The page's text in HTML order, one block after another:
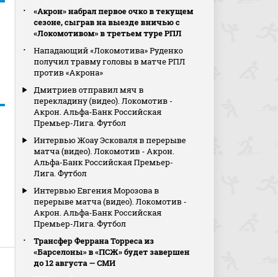
«Акрон» набрал первое очко в текущем
сезоне, сыграв на выезде вничью с
«Локомотивом» в третьем туре РПЛ
Нападающий «Локомотива» Руденко
получил травму головы в матче РПЛ
против «Акрона»
Дмитриев отправил мяч в
перекладину (видео). Локомотив -
Акрон. Альфа-Банк Российская
Премьер-Лига. Футбол
Интервью Жоау Эсковаля в перерыве
матча (видео). Локомотив - Акрон.
Альфа-Банк Российская Премьер-
Лига. Футбол
Интервью Евгения Морозова в
перерыве матча (видео). Локомотив -
Акрон. Альфа-Банк Российская
Премьер-Лига. Футбол
Трансфер Феррана Торреса из
«Барселоны» в «ПСЖ» будет завершен
до 12 августа — СМИ